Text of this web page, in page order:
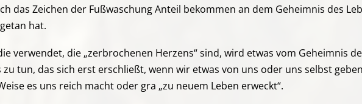
das Zeichen der Fußwaschung Anteil bekommen an dem Geheimnis des
hat.
verwendet, die „zerbrochenen Herzens“ sind, wird etwas vom Geheimnis
tun, das sich erst erschließt, wenn wir etwas von uns oder uns selbst
es uns reich macht oder gra „zu neuem Leben erweckt“.